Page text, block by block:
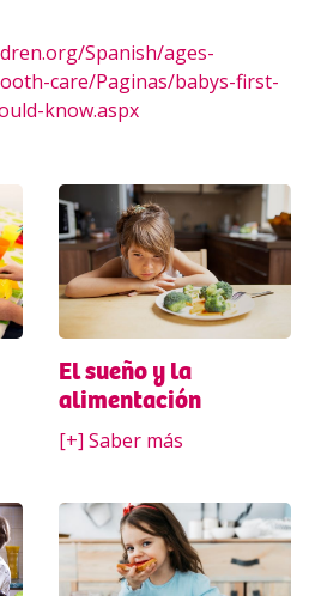
Spanish/ages-
care/Paginas/babys-first-
know.aspx
El sueño y la
alimentación
[+] Saber más